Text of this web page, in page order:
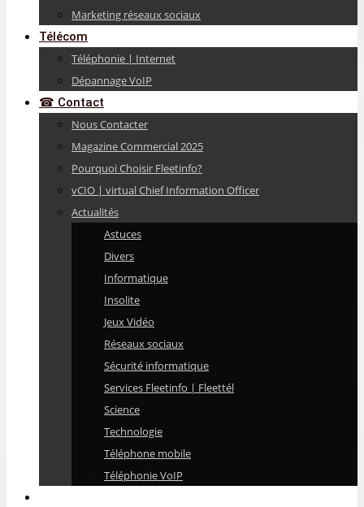
Marketing réseaux sociaux
Télécom
Téléphonie | Internet
Dépannage VoIP
☎ Contact
Nous Contacter
Magazine Commercial 2025
Pourquoi Choisir Fleetinfo?
vCIO | virtual Chief Information Officer
Actualités
Astuces
Divers
Informatique
Insolite
Jeux Vidéo
Réseaux sociaux
Sécurité informatique
Services Fleetinfo | Fleettél
Science
Technologie
Téléphone mobile
Téléphonie VoIP